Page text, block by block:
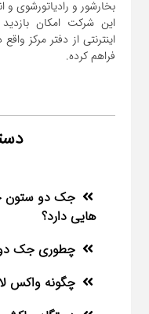
این شرکت امکان
اینترنتی از دفتر مرکز
فراهم کرده.
جک دو ستون
هایی دارد؟
چطوری جک
چگونه واکس